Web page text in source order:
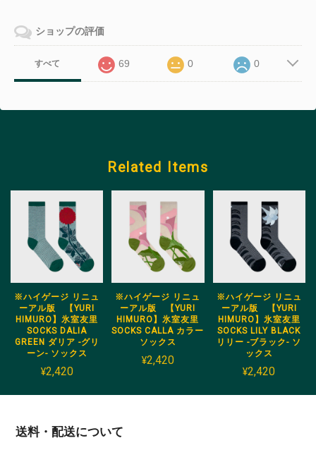
ショップの評価
すべて 69 0 0
Related Items
※ハイゲージ リニュ
ーアル版 【YURI
HIMURO】氷室友里
SOCKS DALIA
GREEN ダリア -グリ
ーン- ソックス
¥2,420
※ハイゲージ リニュ
ーアル版 【YURI
HIMURO】氷室友里
SOCKS CALLA カラー
ソックス
¥2,420
※ハイゲージ リニュ
ーアル版 【YURI
HIMURO】氷室友里
SOCKS LILY BLACK
リリー -ブラック- ソ
ックス
¥2,420
送料・配送について